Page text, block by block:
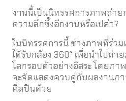
งานนี้เป็นนิทรรศการภาพถ่าย
ความลึกซึ้งอีกงานหรือเปล่า?
ในนิทรรศการนี้ ช่างภาพที่ร่ว
ได้รับกล้อง 360° เพื่อนำไปถ่า
โลกรอบตัวอย่างอิสระ โดยภา
จะจัดแสดงควบคู่กับผลงานภ
ศิลปินด้วย